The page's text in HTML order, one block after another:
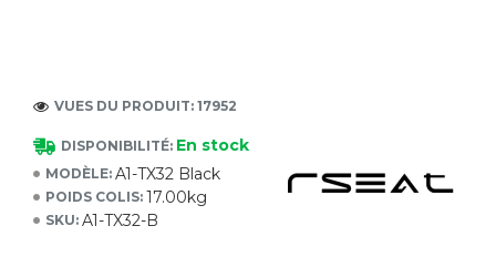
DISPONIBILITÉ: En stock
MODÈLE: A1-TX32 Black
POIDS COLIS: 17.00kg
SKU: A1-TX32-B
VUES DU PRODUIT: 17952